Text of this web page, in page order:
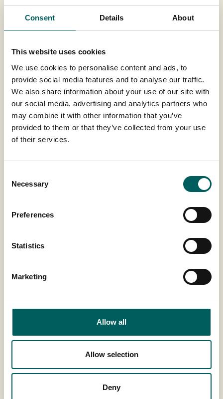
Consent Details About
This website uses cookies
We use cookies to personalise content and ads, to
provide social media features and to analyse our traffic.
We also share information about your use of our site with
our social media, advertising and analytics partners who
may combine it with other information that you’ve
provided to them or that they’ve collected from your use
of their services.
Selection
Necessary
Preferences
Statistics
Marketing
Allow all
Allow selection
Deny
dades personals per a diferents finalitats:
Sol·licitud d'informació per part de l'usuari
Captarem el seu nom, adreça de correu
electrònic, número de telèfon, així com aquelles
dades personals que ens hagi facilitat amb
motiu de la consulta plantejada.
Subscripció a newsletter
Captarem la seva direcció de correu electrònic.
del currículum
correu electrònic, número de telèfon,
experiència laboral i acadèmica, així com
inclòs en el seu CV. Igualment, captarem la seva
imatge mitjançant el vídeo de presentació que
Captarem l'adreça de correu electrònic i
compte o perfil.
Depenent de la finalitat per la qual s'aporten les
És important que l'usuari sigui conscient de les
dades que aporta i la finalitat per la qual ho fa